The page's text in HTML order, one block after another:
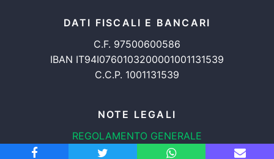
DATI FISCALI E BANCARI
C.F. 97500600586
IBAN IT94I0760103200001001131539
C.C.P. 1001131539
NOTE LEGALI
REGOLAMENTO GENERALE
PROTEZIONE DATI